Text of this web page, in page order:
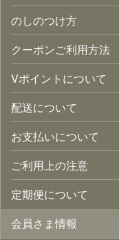
のしのつけ方
クーポンご利用方法
Vポイントについて
配送について
お支払いについて
ご利用上の注意
定期便について
会員さま情報